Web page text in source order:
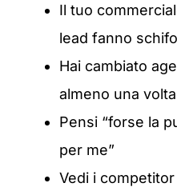
Il tuo
lead fanno
Hai cambiato
almeno una
Pensi “forse la
per me”
Vedi i